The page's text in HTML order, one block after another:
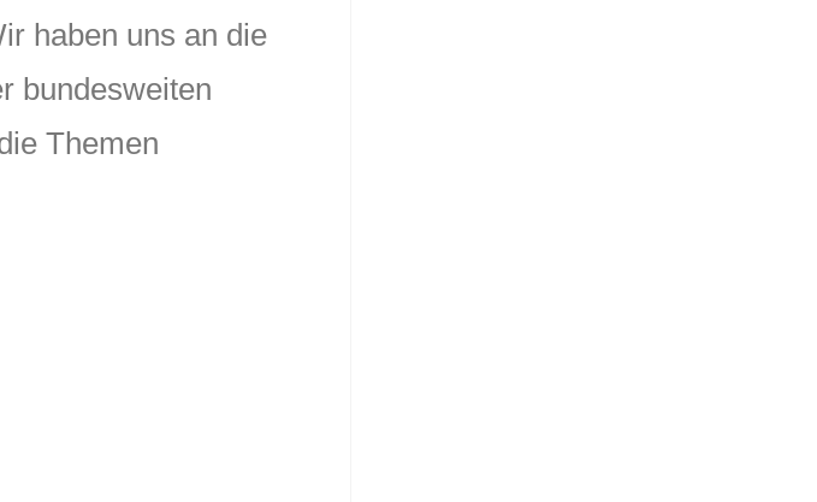
haben uns an die
bundesweiten
Themen